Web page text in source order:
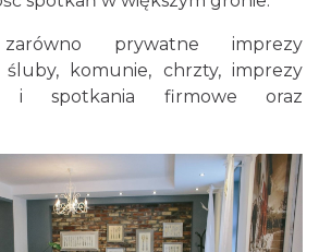
zarówno prywatne imprezy
komunie, chrzty, imprezy
i spotkania firmowe oraz